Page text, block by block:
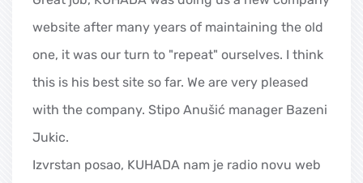
website after many years of maintaining the old
one, it was our turn to "repeat" ourselves. I think
this is his best site so far. We are very pleased
with the company. Stipo Anušić manager Bazeni
Jukic.
Izvrstan posao, KUHADA nam je radio novu web